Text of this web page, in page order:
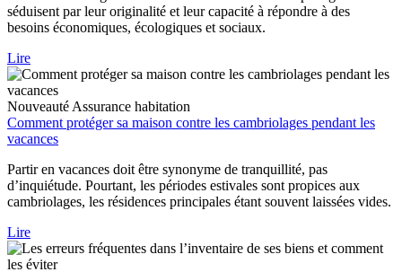
séduisent par leur originalité et leur capacité à répondre à des
besoins économiques, écologiques et sociaux.
Lire
Nouveauté Assurance habitation
Comment protéger sa maison contre les cambriolages pendant les
vacances
Partir en vacances doit être synonyme de tranquillité, pas
d’inquiétude. Pourtant, les périodes estivales sont propices aux
cambriolages, les résidences principales étant souvent laissées vides.
Lire